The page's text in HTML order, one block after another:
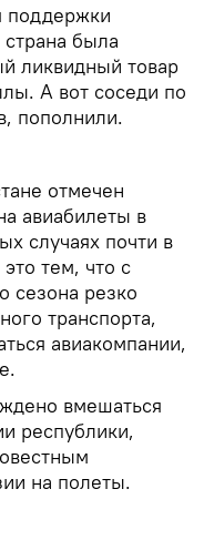
поддержки
была
ликвидный товар
А вот соседи по
пополнили.
отмечен
авиабилеты в
случаях почти в
тем, что с
сезона резко
транспорта,
авиакомпании,
вмешаться
республики,
на полеты.